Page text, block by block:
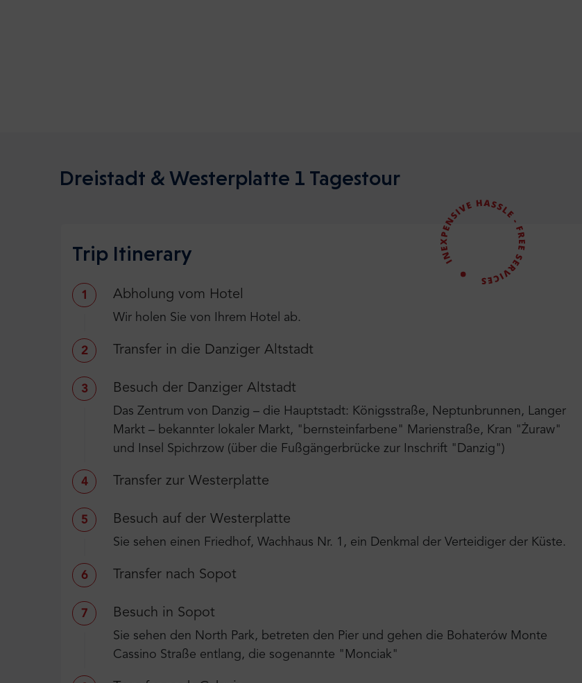
Dreistadt & Westerplatte 1 Tagestour
Trip Itinerary
1 Abholung vom Hotel
Wir holen Sie von Ihrem Hotel ab.
2 Transfer in die Danziger Altstadt
3 Besuch der Danziger Altstadt
Das Zentrum von Danzig – die Hauptstadt: Königsstraße, Neptunbrunnen, Langer
Markt – bekannter lokaler Markt, "bernsteinfarbene" Marienstraße, Kran "Żuraw"
und Insel Spichrzow (über die Fußgängerbrücke zur Inschrift "Danzig")
4 Transfer zur Westerplatte
5 Besuch auf der Westerplatte
Sie sehen einen Friedhof, Wachhaus Nr. 1, ein Denkmal der Verteidiger der Küste.
6 Transfer nach Sopot
7 Besuch in Sopot
Sie sehen den North Park, betreten den Pier und gehen die Bohaterów Monte
Cassino Straße entlang, die sogenannte "Monciak"